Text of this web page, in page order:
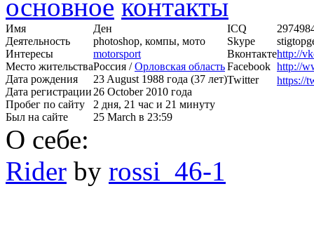
основное контакты
Имя
Ден
Деятельность
photoshop, компы, мото
Интересы
motorsport
Место жительстваРоссия /Орловская область
Дата рождения
23 August 1988 года (37 лет)
Дата регистрации26 October 2010 года
Пробег по сайту
2 дня, 21 час и 21 минуту
Был на сайте
25 March в 23:59
ICQ
Skype
Вконтактеhttp://
Facebook http://
Twitter
https://
О себе:
Rider by rossi_46-1